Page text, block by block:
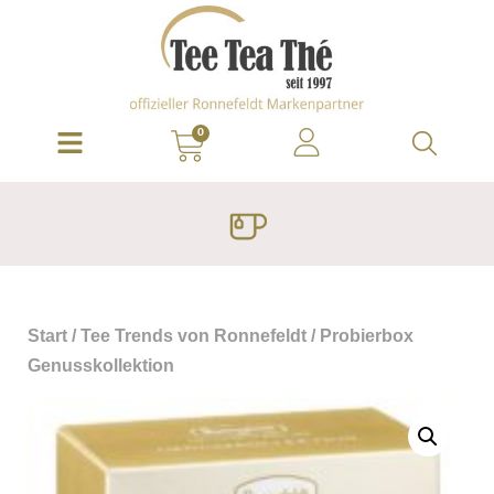
0
Start / Tee Trends von Ronnefeldt / Probierbox
Genusskollektion